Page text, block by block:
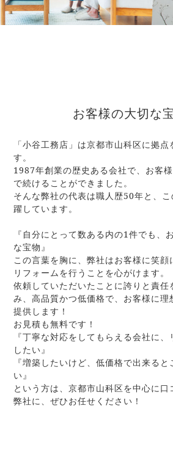
お客様の大切な
「小谷工務店」は京都市山科区に拠
す。
1987年創業の歴史ある会社で、お客
で続けることができました。
そんな弊社の代表は職人歴50年と、
躍しています。
『自分にとって数ある内の1件でも、
な宝物』
この言葉を胸に、弊社はお客様に笑顔
リフォームを行うことを心がけます。
依頼していただいたことに誇りと責任
み、高品質かつ低価格で、お客様に理
提供します！
お見積も無料です！
『丁寧な対応をしてもらえる会社に
したい』
『増築したいけど、低価格で出来る
い』
という方は、京都市山科区を中心に口
弊社に、ぜひお任せください！